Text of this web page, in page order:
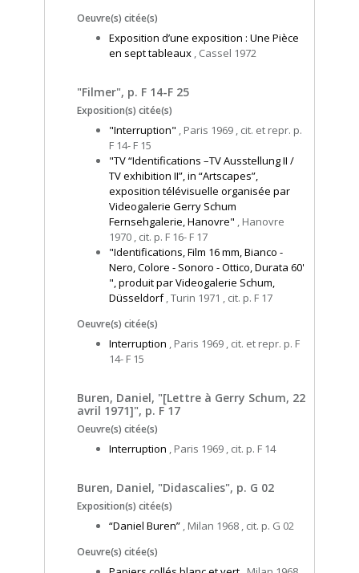
Oeuvre(s) citée(s)
Exposition d’une exposition : Une Pièce
en sept tableaux , Cassel 1972
"Filmer", p. F 14-F 25
Exposition(s) citée(s)
"Interruption" , Paris 1969 , cit. et repr. p.
F 14- F 15
"TV “Identifications –TV Ausstellung II /
TV exhibition II”, in “Artscapes”,
exposition télévisuelle organisée par
Videogalerie Gerry Schum
Fernsehgalerie, Hanovre" , Hanovre
1970 , cit. p. F 16- F 17
"Identifications, Film 16 mm, Bianco -
Nero, Colore - Sonoro - Ottico, Durata 60'
", produit par Videogalerie Schum,
Düsseldorf, Turin 1971 , cit. p. F 17
Oeuvre(s) citée(s)
Interruption , Paris 1969 , cit. et repr. p. F
14- F 15
Buren, Daniel, "[Lettre à Gerry Schum, 22
avril 1971]", p. F 17
Oeuvre(s) citée(s)
Interruption , Paris 1969 , cit. p. F 14
Buren, Daniel, "Didascalies", p. G 02
Exposition(s) citée(s)
“Daniel Buren” , Milan 1968 , cit. p. G 02
Oeuvre(s) citée(s)